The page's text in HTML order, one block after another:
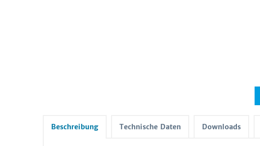
Beschreibung Technische Daten Downloads